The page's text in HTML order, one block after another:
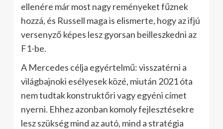
ellenére már most nagy reményeket fűznek
hozzá, és Russell maga is elismerte, hogy az ifjú
versenyző képes lesz gyorsan beilleszkedni az
F1-be.
A Mercedes célja egyértelmű: visszatérni a
világbajnoki esélyesek közé, miután 2021 óta
nem tudtak konstruktőri vagy egyéni címet
nyerni. Ehhez azonban komoly fejlesztésekre
lesz szükség mind az autó, mind a stratégia